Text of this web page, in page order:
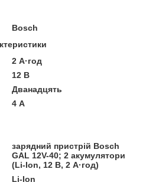
Bosch
2 А·год
12 В
Дванадцять
4 А
зарядний пристрій Bosch
GAL 12V-40; 2 акумулятори
(Li-Ion, 12 В, 2 А·год)
Li-Ion